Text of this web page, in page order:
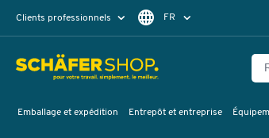
Clients professionnels FR
Emballage et expédition Entrepôt et entreprise